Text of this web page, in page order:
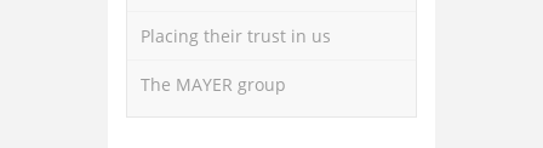
Placing their trust in us
The MAYER group